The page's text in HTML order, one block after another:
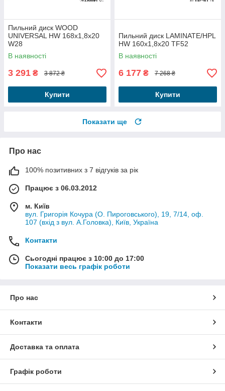
Пильний диск WOOD
UNIVERSAL HW 168x1,8x20
W28
В наявності
3 291 ₴ 3 872 ₴
Купити
Пильний диск LAMINATE/HPL
HW 160x1,8x20 TF52
В наявності
6 177 ₴ 7 268 ₴
Купити
Показати ще
Про нас
100% позитивних з 7 відгуків за рік
Працює з 06.03.2012
м. Київ
вул. Григорія Кочура (О. Пироговського), 19, 7/14, оф.
107 (вхід з вул. А.Головка), Київ, Україна
Контакти
Сьогодні працює з 10:00 до 17:00
Показати весь графік роботи
Про нас
Контакти
Доставка та оплата
Графік роботи